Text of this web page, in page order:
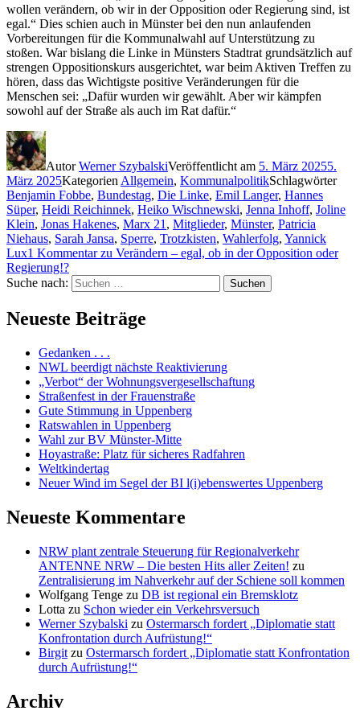
wollen verändern, ob wir in der Opposition oder Regierung sind, ist
egal.“ Dies schien auch in Münster bei den nun anlaufenden
Vorbereitungen für die Kommunalwahl auf Unterstützung zu
stoßen. War bislang die Linke in Münsters Stadtrat grundsätzlich auf
strengen Oppositionskurs ausgerichtet, war beim Aktiven Treffen zu
hören, dass das Wichtigste positive Veränderungen für die
Menschen sei: „Dafür wurden wir gewählt. Aber wir kämpfen
sowohl auf der Straße als auch im Rat dafür.“
AutorWerner SzybalskiVeröffentlicht am 5. März 20255.
März 2025Kategorien Allgemein, KommunalpolitikSchlagwörter
Benjamin Fobbe, Bundestag, Die Linke, Emil Langer, Hannes
Süper, Heidi Reichinnek, Heiko Wischnewski, Jenna Inhoff, Joline
Klein, Jonas Hakenes, Marx 21 , Mitglieder, Münster, Patricia
Niehaus, Sarah Jansa, Sperre, Trotzkisten, Wahlerfolg, Yannick
Lux1 Kommentarzu Verändern – egal, ob in der Opposition oder
Regierung!?
Suche nach:
Suchen
Neueste Beiträge
Gedanken . . .
NWL beerdigt nächste Reaktivierung
„Verbot“ der Wohnungsvergesellschaftung
Straßenfest in der Frauenstraße
Gute Stimmung in Uppenberg
Ratswahlen in Uppenberg
Wahl zur BV Münster-Mitte
Hoyastraße: Platz für sicheres Radfahren
Weltkindertag
Neuer Wind im Segel der BI l(i)ebenswertes Uppenberg
Neueste Kommentare
NRW plant zentrale Steuerung für Regionalverkehr
ANTENNE NRW – Die besten Hits aller Zeiten! zu
Zentralisierung im Nahverkehr auf der Schiene soll kommen
Wolfgang Tenge zu DB ist regional ein Bremsklotz
Lotta zu Schon wieder ein Verkehrsversuch
Werner Szybalski zu Ostermarsch fordert „Diplomatie statt
Konfrontation durch Aufrüstung!“
Birgit zu Ostermarsch fordert „Diplomatie statt Konfrontation
durch Aufrüstung!“
Archiv